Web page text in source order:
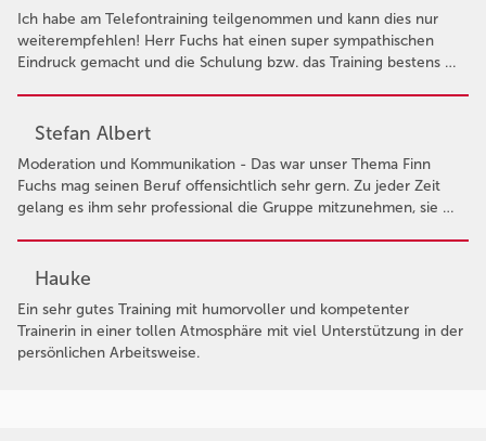
Ich habe am Telefontraining teilgenommen und kann dies nur
weiterempfehlen! Herr Fuchs hat einen super sympathischen
Eindruck gemacht und die Schulung bzw. das Training bestens …
Stefan Albert
Moderation und Kommunikation - Das war unser Thema Finn
Fuchs mag seinen Beruf offensichtlich sehr gern. Zu jeder Zeit
gelang es ihm sehr professional die Gruppe mitzunehmen, sie …
Hauke
Ein sehr gutes Training mit humorvoller und kompetenter
Trainerin in einer tollen Atmosphäre mit viel Unterstützung in der
persönlichen Arbeitsweise.